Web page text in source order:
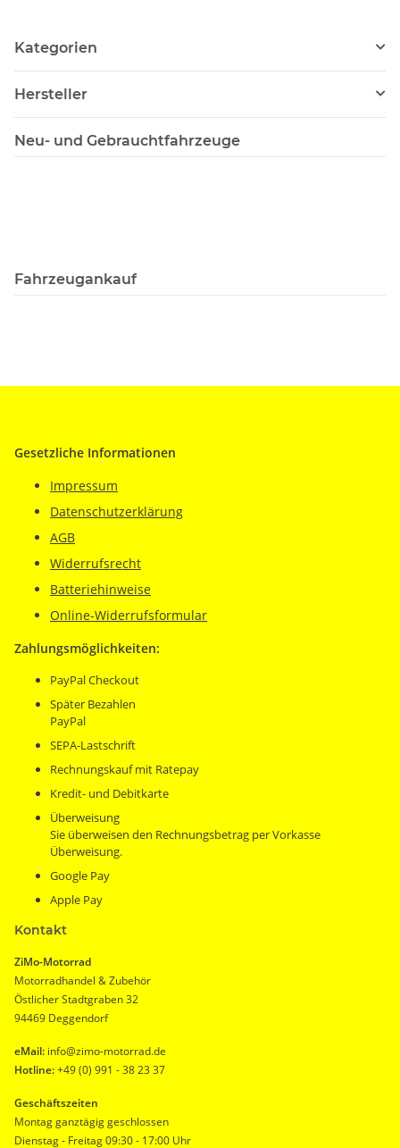
Kategorien
Hersteller
Neu- und Gebrauchtfahrzeuge
Fahrzeugankauf
Gesetzliche Informationen
Impressum
Datenschutzerklärung
AGB
Widerrufsrecht
Batteriehinweise
Online-Widerrufsformular
Zahlungsmöglichkeiten:
PayPal Checkout
Später Bezahlen
PayPal
SEPA-Lastschrift
Rechnungskauf mit Ratepay
Kredit- und Debitkarte
Überweisung
Sie überweisen den Rechnungsbetrag per Vorkasse
Überweisung.
Google Pay
Apple Pay
Kontakt
ZiMo-Motorrad
Motorradhandel & Zubehör
Östlicher Stadtgraben 32
94469 Deggendorf
eMail: info@zimo-motorrad.de
Hotline:+49 (0) 991 - 38 23 37
Geschäftszeiten
Montag ganztägig geschlossen
Dienstag - Freitag 09:30 - 17:00 Uhr